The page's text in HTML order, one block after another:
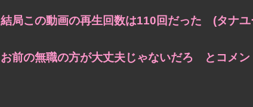
結局この動画の再生回数は110回だった (タナユ
お前の無職の方が大丈夫じゃないだろ とコメ